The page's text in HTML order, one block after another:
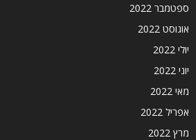
ספטמבר 2022
אוגוסט 2022
יולי 2022
יוני 2022
מאי 2022
אפריל 2022
מרץ 2022